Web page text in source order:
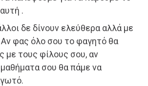
.
δε δίνουν ελεύθερα αλλά με
φας όλο σου το φαγητό θα
με τους φίλους σου, αν
σου θα πάμε να